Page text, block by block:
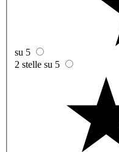
su 5
2 stelle su 5